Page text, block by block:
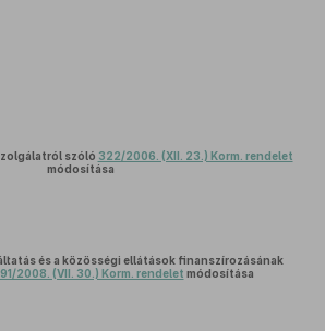
szóló 322/2006. (XII. 23.) Korm. rendelet
módosítása
és a közösségi ellátások finanszírozásának
2008. (VII. 30.) Korm. rendelet módosítása